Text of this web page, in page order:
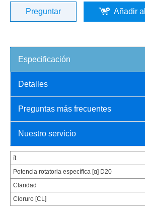
Preguntar Añadir
Especificación
Detalles
Preguntas más frecuentes
Nuestro servicio
ít
Potencia rotatoria específica [α] D20
Claridad
Cloruro [CL]